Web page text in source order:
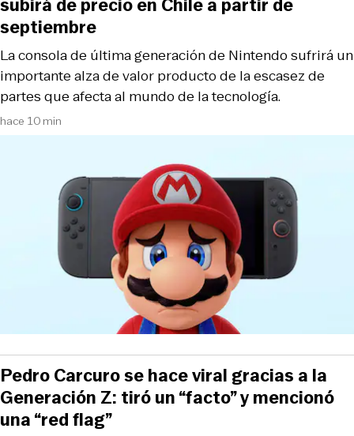
hace 10 min
La consola de última generación de Nintendo sufrirá un
importante alza de valor producto de la escasez de
partes que afecta al mundo de la tecnología.
subirá de precio en Chile a partir de
septiembre
Pedro Carcuro se hace viral gracias a la
Generación Z: tiró un “facto” y mencionó
una “red flag”